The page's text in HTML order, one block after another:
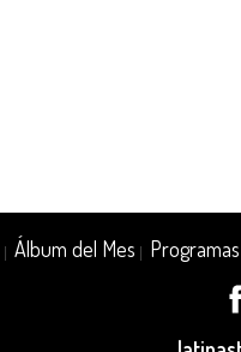
|Álbum del Mes Programas